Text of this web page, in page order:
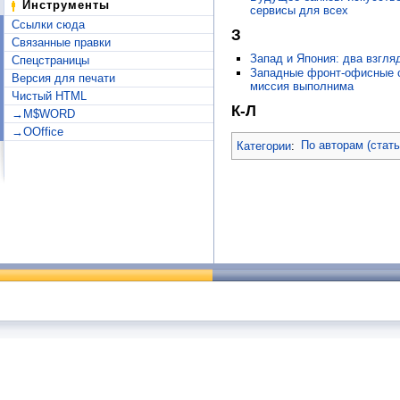
Инструменты
Ссылки сюда
Связанные правки
Спецстраницы
Версия для печати
Чистый HTML
→M$WORD
→OOffice
сервисы для всех
З
Запад и Япония: два
Западные фронт-офисные
миссия выполнима
К-Л
Категории: По авторам